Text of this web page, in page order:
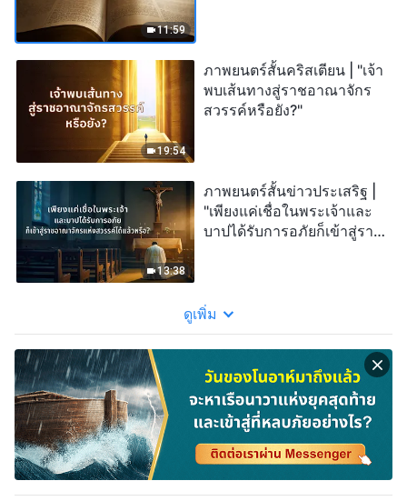
11:59
19:54
ภาพยนตร์สั้นคริสเตียน | "เจ้า
พบเส้นทางสู่ราชอาณาจักร
สวรรค์หรือยัง?"
13:38
ภาพยนตร์สั้นข่าวประเสริฐ |
"เพียงแค่เชื่อในพระเจ้าและ
บาปได้รับการอภัยก็เข้าสู่ราช
ดูเพิ่ม